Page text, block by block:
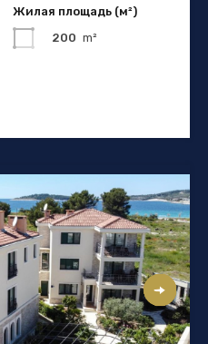
Жилая площадь (м²)
200 m²